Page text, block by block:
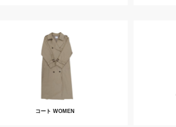
コート WOMEN